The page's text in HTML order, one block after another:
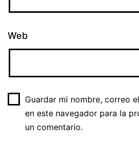
Web
Guardar mi nombre, correo
en este navegador para la
un comentario.